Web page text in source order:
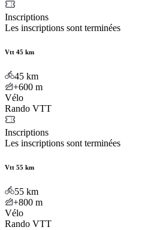
Inscriptions
Les inscriptions sont terminées
Vtt 45 km
45 km
+600 m
Vélo
Rando VTT
Inscriptions
Les inscriptions sont terminées
Vtt 55 km
55 km
+800 m
Vélo
Rando VTT